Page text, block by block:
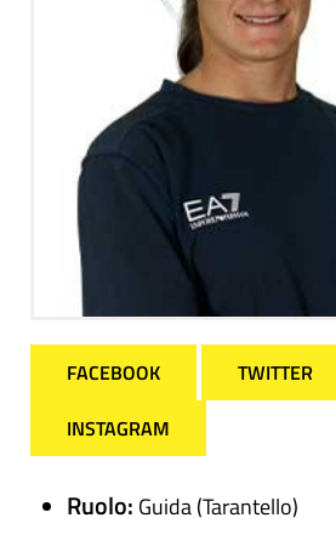
FACEBOOK
TWITTER
INSTAGRAM
Ruolo: Guida (Tarantello)